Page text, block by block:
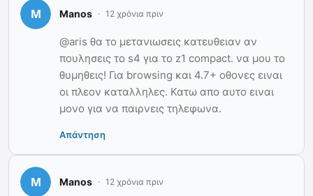
Manos 12 χρόνια πριν
@aris θα το μετανιωσεις κατευθειαν αν
πουλησεις το s4 για το z1 compact. να μου το
θυμηθεις! Για browsing και 4.7+ οθονες ειναι
οι πλεον καταλληλες. Κατω απο αυτο ειναι
μονο για να παιρνεις τηλεφωνα.
Απάντηση
Manos 12 χρόνια πριν